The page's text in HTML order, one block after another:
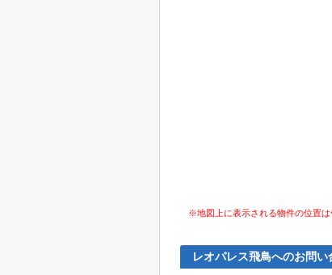
※地図上に表示される物件の位置は
レオパレス飛鳥へのお問い